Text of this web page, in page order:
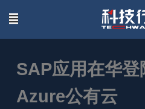
联系
SAP应用在华
Azure公有云